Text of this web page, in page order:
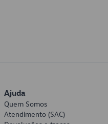
Ajuda
Quem Somos
Atendimento (SAC)